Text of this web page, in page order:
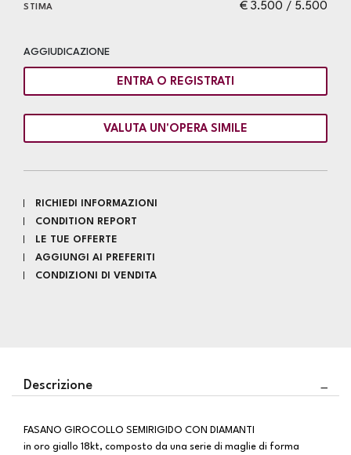
€ 3.500 / 5.500
STIMA
AGGIUDICAZIONE
ENTRA O REGISTRATI
VALUTA UN'OPERA SIMILE
RICHIEDI INFORMAZIONI
CONDITION REPORT
LE TUE OFFERTE
AGGIUNGI AI PREFERITI
CONDIZIONI DI VENDITA
Descrizione
FASANO GIROCOLLO SEMIRIGIDO CON DIAMANTI
in oro giallo 18kt, composto da una serie di maglie di forma